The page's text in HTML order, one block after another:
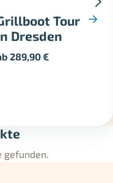
Tour
Dresden
289,90€